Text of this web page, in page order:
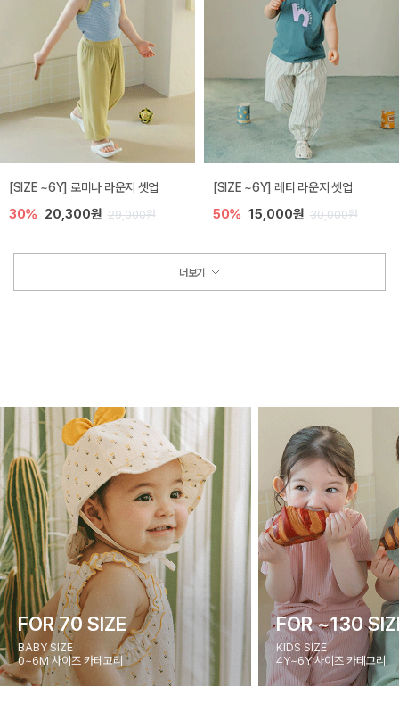
[SIZE ~6Y] 로미나 라운지 셋업
30% 20,300원 29,000원
[SIZE ~6Y] 레티 라운지 셋업
50% 15,000원 30,000원
더보기
FOR 70 SIZE
BABY SIZE
0~6M 사이즈 카테고리
FOR ~130
KIDS SIZE
4Y~6Y 사이즈 카테고리